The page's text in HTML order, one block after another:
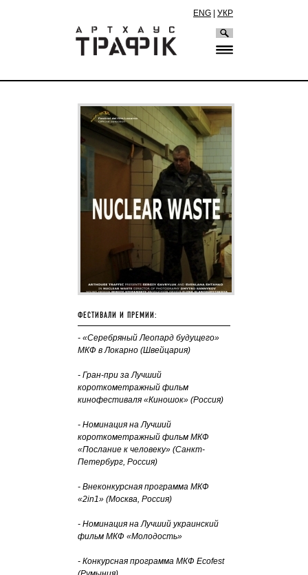
ENG УКР
ФЕСТИВАЛИ И ПРЕМИИ:
- «Серебряный Леопард будущего»
МКФ в Локарно (Швейцария)
- Гран-при за Лучший
короткометражный фильм
кинофестиваля «Киношок» (Россия)
- Номинация на Лучший
короткометражный фильм МКФ
«Послание к человеку» (Санкт-
Петербург, Россия)
- Внеконкурсная программа МКФ
«2in1» (Москва, Россия)
- Номинация на Лучший украинский
фильм МКФ «Молодость»
- Конкурсная программа МКФ Ecofest